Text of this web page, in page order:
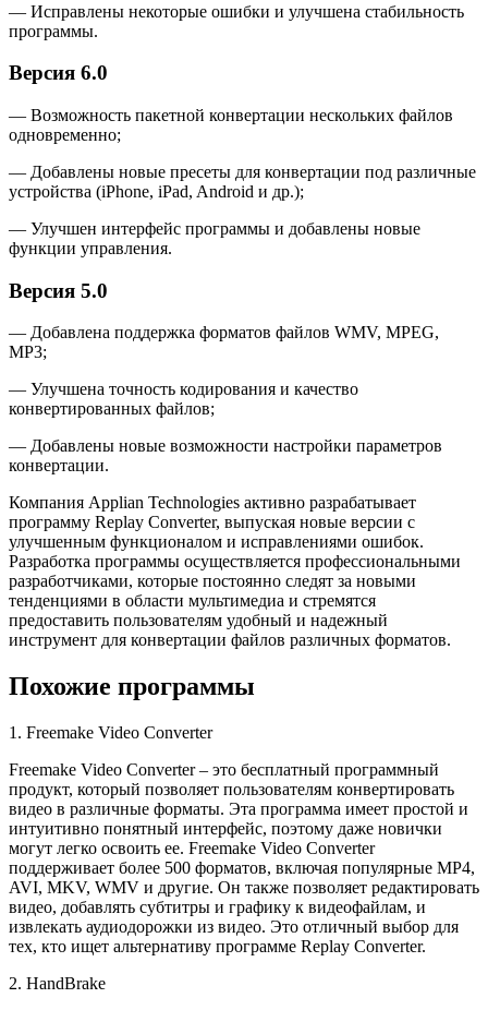
— Исправлены некоторые ошибки и улучшена стабильность
программы.
Версия 6.0
— Возможность пакетной конвертации нескольких файлов
одновременно;
— Добавлены новые пресеты для конвертации под различные
устройства (iPhone, iPad, Android и др.);
— Улучшен интерфейс программы и добавлены новые
функции управления.
Версия 5.0
— Добавлена поддержка форматов файлов WMV, MPEG,
MP3;
— Улучшена точность кодирования и качество
конвертированных файлов;
— Добавлены новые возможности настройки параметров
конвертации.
Компания Applian Technologies активно разрабатывает
программу Replay Converter, выпуская новые версии с
улучшенным функционалом и исправлениями ошибок.
Разработка программы осуществляется профессиональными
разработчиками, которые постоянно следят за новыми
тенденциями в области мультимедиа и стремятся
предоставить пользователям удобный и надежный
инструмент для конвертации файлов различных форматов.
Похожие программы
1. Freemake Video Converter
Freemake Video Converter – это бесплатный программный
продукт, который позволяет пользователям конвертировать
видео в различные форматы. Эта программа имеет простой и
интуитивно понятный интерфейс, поэтому даже новички
могут легко освоить ее. Freemake Video Converter
поддерживает более 500 форматов, включая популярные MP4,
AVI, MKV, WMV и другие. Он также позволяет редактировать
видео, добавлять субтитры и графику к видеофайлам, и
извлекать аудиодорожки из видео. Это отличный выбор для
тех, кто ищет альтернативу программе Replay Converter.
2. HandBrake